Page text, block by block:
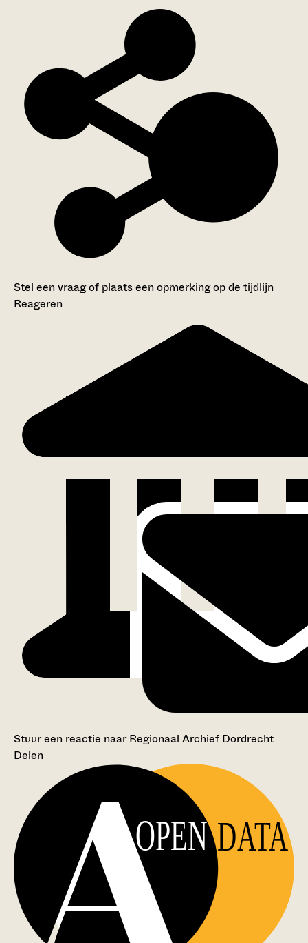
Stel een vraag of plaats een opmerking op de tijdlijn
Reageren
Stuur een reactie naar Regionaal Archief Dordrecht
Delen
OPEN DATA